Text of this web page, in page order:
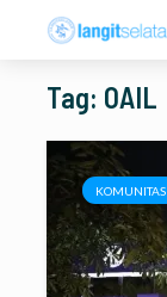
Tag: OAIL
KOMUNITAS